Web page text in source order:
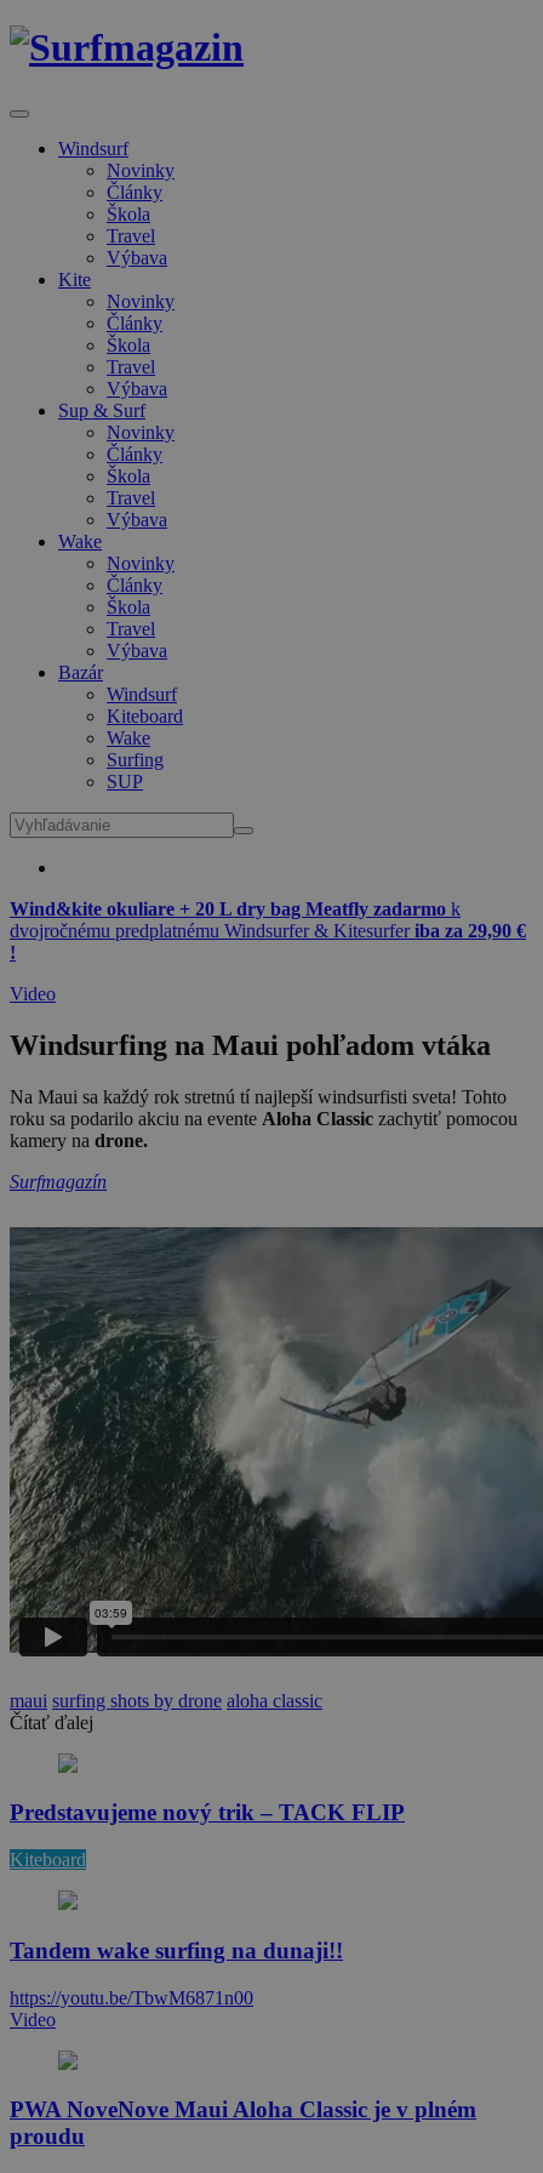
Windsurf
Novinky
Články
Škola
Travel
Výbava
Kite
Novinky
Články
Škola
Travel
Výbava
Sup & Surf
Novinky
Články
Škola
Travel
Výbava
Wake
Novinky
Články
Škola
Travel
Výbava
Bazár
Windsurf
Kiteboard
Wake
Surfing
SUP
Wind&kite okuliare + 20 L dry bag Meatfly zadarmo k
dvojročnému predplatnému Windsurfer & Kitesurferiba za 29,90 €
!
Video
Windsurfing na Maui pohľadom vtáka
Na Maui sa každý rok stretnú tí najlepší windsurfisti sveta! Tohto
roku sa podarilo akciu na evente Aloha Classic zachytiť pomocou
kamery na drone.
Surfmagazín
maui surfing shots by drone aloha classic
Čítať ďalej
Predstavujeme nový trik – TACK FLIP
Kiteboard
Tandem wake surfing na dunaji!!
https://youtu.be/TbwM6871n00
Video
PWA NoveNove Maui Aloha Classic je v plném
proudu